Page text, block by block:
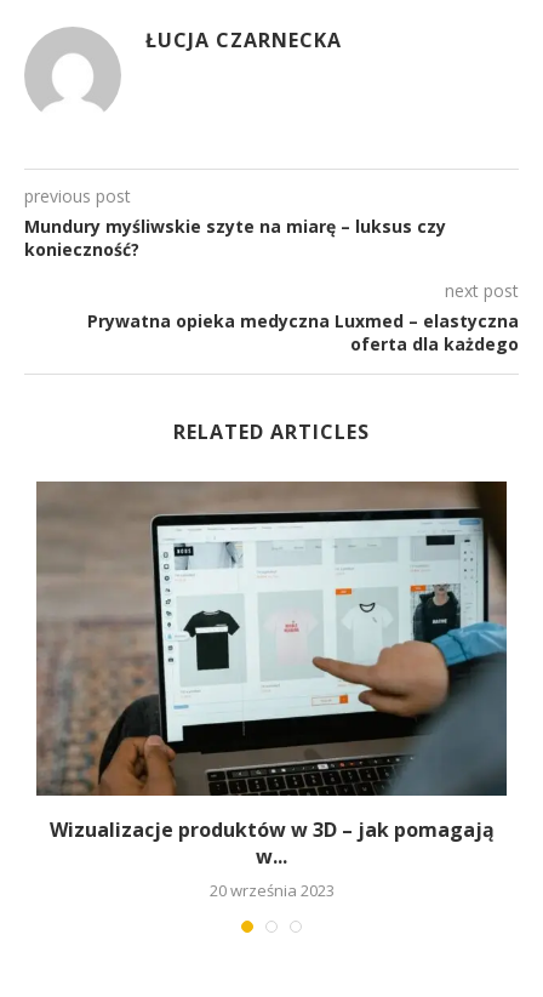
ŁUCJA CZARNECKA
previous post
Mundury myśliwskie szyte na miarę – luksus czy
konieczność?
next post
Prywatna opieka medyczna Luxmed – elastyczna
oferta dla każdego
RELATED ARTICLES
Wizualizacje produktów w 3D – jak pomagają
w...
20 września 2023